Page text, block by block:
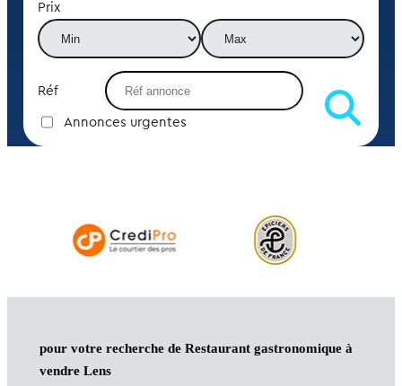
Prix
Réf
Annonces urgentes
pour votre recherche de Restaurant gastronomique à
vendre Lens